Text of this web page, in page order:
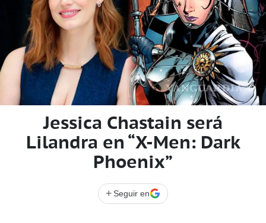
Jessica Chastain será
Lilandra en “X-Men: Dark
Phoenix”
+ Seguir en